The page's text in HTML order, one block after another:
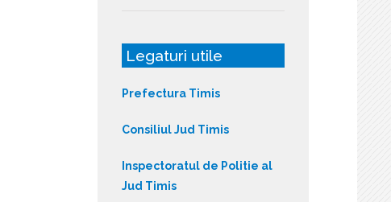
Legaturi utile
Prefectura Timis
Consiliul Jud Timis
Inspectoratul de Politie al
Jud Timis